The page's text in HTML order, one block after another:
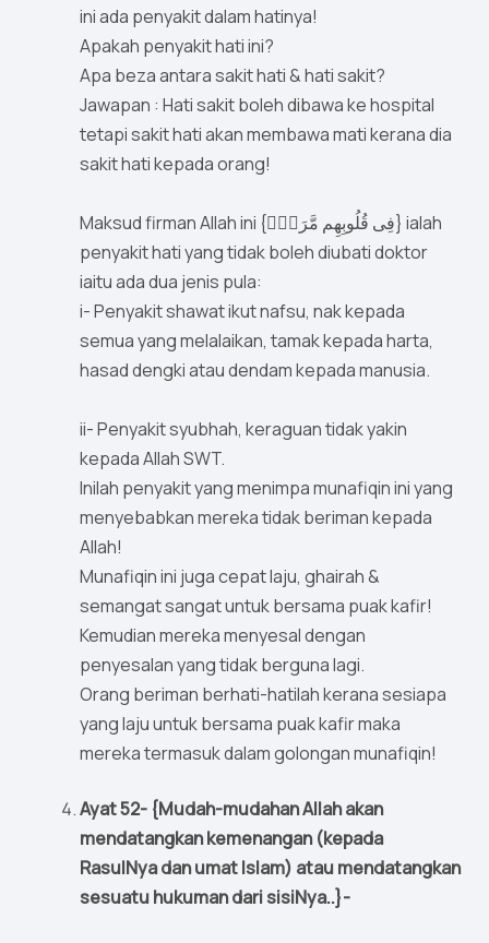
ini ada penyakit dalam hatinya!
Apakah penyakit hati ini?
Apa beza antara sakit hati & hati sakit?
Jawapan : Hati sakit boleh dibawa ke hospital
tetapi sakit hati akan membawa mati kerana dia
sakit hati kepada orang!
Maksud firman Allah ini {فِى قُلُوبِهِم مَّرَضٌۭ} ialah
penyakit hati yang tidak boleh diubati doktor
iaitu ada dua jenis pula:
i- Penyakit shawat ikut nafsu, nak kepada
semua yang melalaikan, tamak kepada harta,
hasad dengki atau dendam kepada manusia.
ii- Penyakit syubhah, keraguan tidak yakin
kepada Allah SWT.
Inilah penyakit yang menimpa munafiqin ini yang
menyebabkan mereka tidak beriman kepada
Allah!
Munafiqin ini juga cepat laju, ghairah &
semangat sangat untuk bersama puak kafir!
Kemudian mereka menyesal dengan
penyesalan yang tidak berguna lagi.
Orang beriman berhati-hatilah kerana sesiapa
yang laju untuk bersama puak kafir maka
mereka termasuk dalam golongan munafiqin!
Ayat 52- {Mudah-mudahan Allah akan
mendatangkan kemenangan (kepada
RasulNya dan umat Islam) atau mendatangkan
sesuatu hukuman dari sisiNya..}-